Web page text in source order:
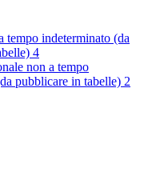
tempo indeterminato (da
4
non a tempo
pubblicare in tabelle) 2